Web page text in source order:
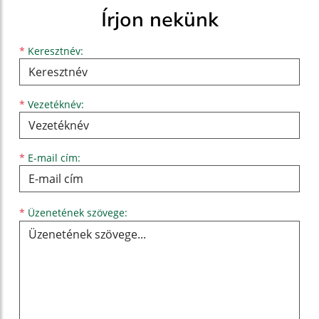
Írjon nekünk
* Keresztnév:
Keresztnév
* Vezetéknév:
Vezetéknév
* E-mail cím:
E-mail cím
* Üzenetének szövege: